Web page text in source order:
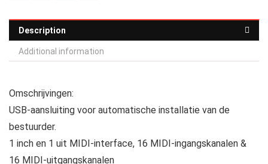
Description
Additional information
Omschrijvingen:
USB-aansluiting voor automatische installatie van de
bestuurder.
1 inch en 1 uit MIDI-interface, 16 MIDI-ingangskanalen &
16 MIDI-uitgangskanalen